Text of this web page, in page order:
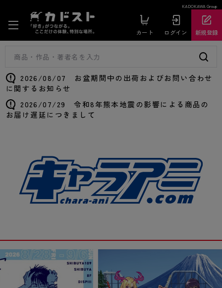
KADOKAWA Group
カート ログイン 新規登録
2026/08/07 お盆期間中の出荷およびお問い合わせ
に関するお知らせ
2026/07/29 令和8年熊本地震の影響による商品の
お届け遅延につきまして